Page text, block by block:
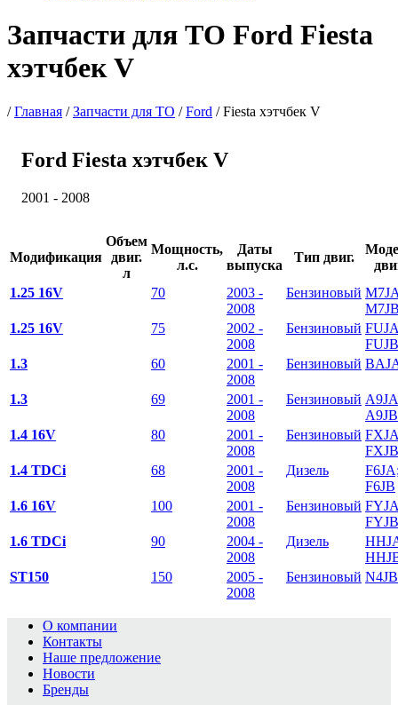
Запчасти для ТО Ford Fiesta
хэтчбек V
/Главная /Запчасти для ТО /Ford /Fiesta хэтчбек V
Ford Fiesta хэтчбек V
2001 - 2008
Модификация
Объем
двиг.
л
Мощность,
л.с.
Даты
выпуска
Тип двиг.
1.25 16V
70
2003 -
2008
Бензиновый
1.25 16V
75
2002 -
2008
Бензиновый
FUJB
1.3
60
2001 -
2008
Бензиновый
1.3 69
2001 -
2008
Бензиновый
A9JB
1.4 16V
80
2001 -
2008
Бензиновый
FXJB
1.4 TDCi
68
2001 -
2008
Дизель
F6JB
1.6 16V
100
2001 -
2008
Бензиновый
FYJB
1.6 TDCi
90
2004 -
2008
Дизель
ST150
150
2005 -
2008
Бензиновый N4JB
О компании
Контакты
Наше предложение
Новости
Бренды